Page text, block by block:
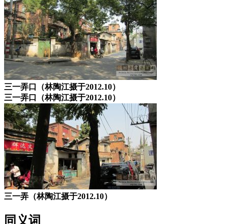
三一弄口（林陶江摄于2012.10）
三一弄口（林陶江摄于2012.10）
三一弄（林陶江摄于2012.10）
同义词